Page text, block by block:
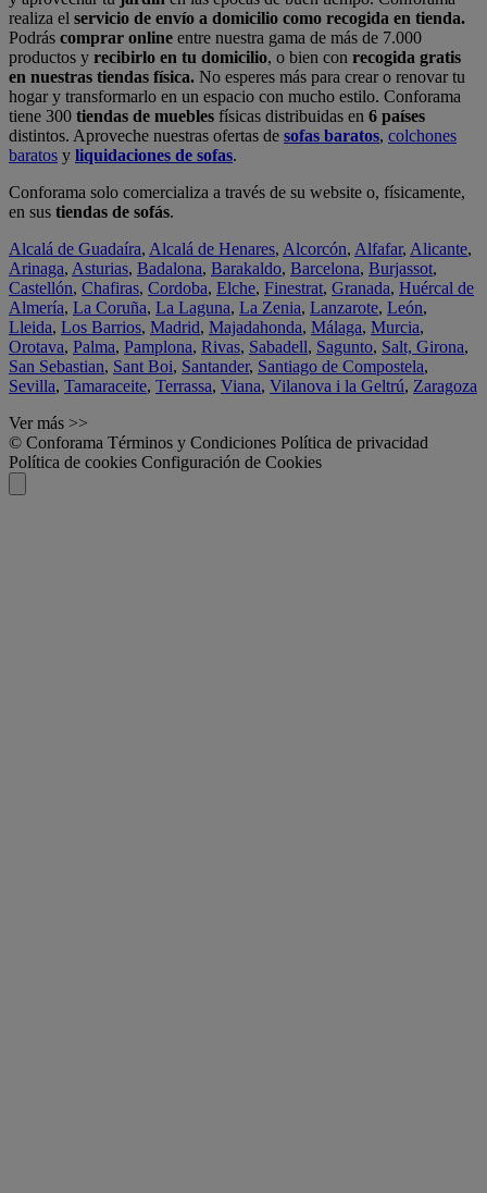
realiza el servicio de envío a domicilio como recogida en tienda.
Podrás comprar online entre nuestra gama de más de 7.000
productos y recibirlo en tu domicilio, o bien con recogida gratis
en nuestras tiendas física. No esperes más para crear o renovar tu
hogar y transformarlo en un espacio con mucho estilo. Conforama
tiene 300 tiendas de muebles físicas distribuidas en 6 países
distintos. Aproveche nuestras ofertas de sofas baratos, colchones
baratos y liquidaciones de sofas.
Conforama solo comercializa a través de su website o, físicamente,
en sus tiendas de sofás.
Alcalá de Guadaíra, Alcalá de Henares, Alcorcón, Alfafar, Alicante,
Arinaga, Asturias, Badalona, Barakaldo, Barcelona, Burjassot,
Castellón, Chafiras, Cordoba, Elche, Finestrat, Granada, Huércal de
Almería, La Coruña, La Laguna, La Zenia, Lanzarote, León,
Lleida, Los Barrios, Madrid, Majadahonda, Málaga, Murcia,
Orotava, Palma, Pamplona, Rivas, Sabadell, Sagunto, Salt, Girona,
San Sebastian, Sant Boi, Santander, Santiago de Compostela,
Sevilla, Tamaraceite, Terrassa, Viana, Vilanova i la Geltrú, Zaragoza
Ver más >>
© Conforama Términos y Condiciones Política de privacidad
Política de cookies Configuración de Cookies